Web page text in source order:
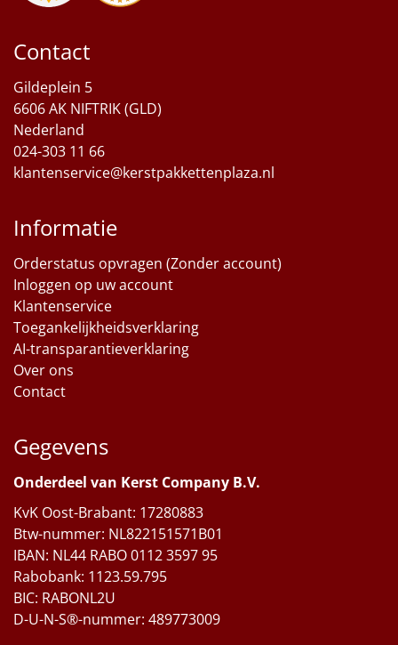
Contact
Gildeplein 5
6606 AK NIFTRIK (GLD)
Nederland
024-303 11 66
klantenservice@kerstpakkettenplaza.nl
Informatie
Orderstatus opvragen (Zonder account)
Inloggen op uw account
Klantenservice
Toegankelijkheidsverklaring
AI-transparantieverklaring
Over ons
Contact
Gegevens
Onderdeel van Kerst Company B.V.
KvK Oost-Brabant: 17280883
Btw-nummer: NL822151571B01
IBAN: NL44 RABO 0112 3597 95
Rabobank: 1123.59.795
BIC: RABONL2U
D-U-N-S®-nummer: 489773009